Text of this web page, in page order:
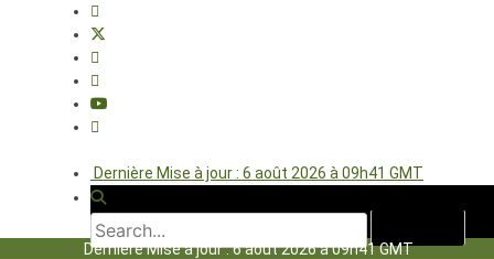
Dernière Mise à jour : 6 août 2026 à 09h41 GMT
Dernière Mise à jour : 6 août 2026 à 09h41 GMT